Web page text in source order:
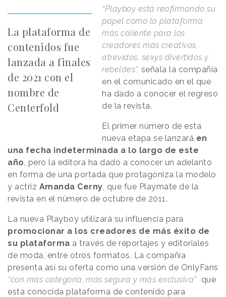
La plataforma de
contenidos fue
lanzada a finales
de 2021 con el
nombre de
Centerfold
“Playboy está reafirmando su
papel como la plataforma
más caliente para los
creadores más creativos,
atrevidos, sexys divertidos y
rebeldes”, señala la compañía
en el comunicado en el que
ha dado a conocer el regreso
de la revista.
El primer número de esta
nueva etapa se lanzará en
una fecha indeterminada a lo largo de este
año , pero la editora ha dado a conocer un adelanto
en forma de una portada que protagoniza la modelo
y actriz Amanda Cerny , que fue Playmate de la
revista en el número de octubre de 2011.
La nueva Playboy utilizará su influencia para
promocionar a los creadores de más éxito de
su plataforma a través de reportajes y editoriales
de moda, entre otros formatos. La compañía
presenta así su oferta como una versión de OnlyFans
“con más categoría, más segura y más exclusiva” que
esta conocida plataforma de contenido para